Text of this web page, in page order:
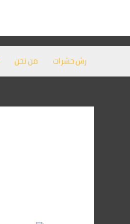
رش حشرات من نحن